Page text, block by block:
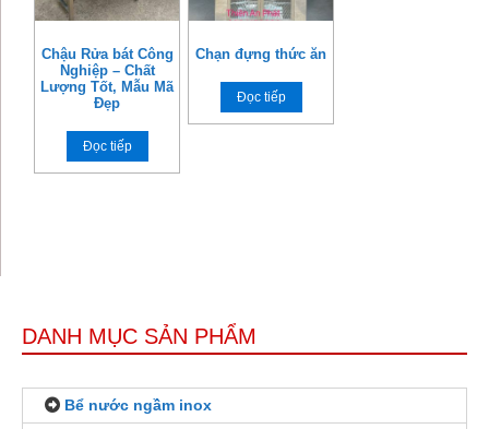
Chậu Rửa bát Công
Nghiệp – Chất
Lượng Tốt, Mẫu Mã
Đẹp
Đọc tiếp
Chạn đựng thức ăn
Đọc tiếp
DANH MỤC SẢN PHẨM
Bể nước ngầm inox